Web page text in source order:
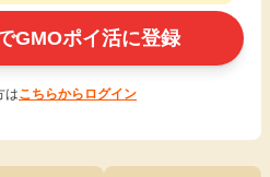
GMOポイ活に登録
はこちらからログイン